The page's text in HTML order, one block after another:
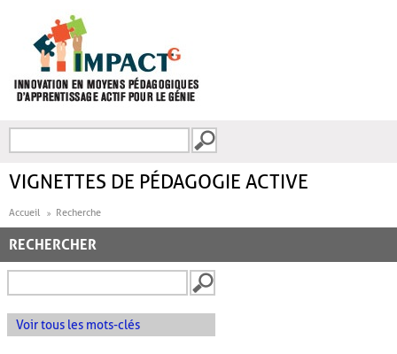
FORMULAIRE DE
VIGNETTES DE PÉDAGOGIE ACTIVE
Accueil Recherche
RECHERCHER
Voir tous les mots-clés